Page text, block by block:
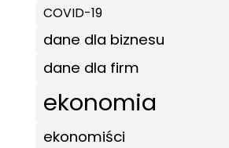
COVID-19
dane dla biznesu
dane dla firm
ekonomia
ekonomiści